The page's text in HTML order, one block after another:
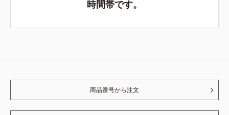
時間帯です。
商品番号から注文